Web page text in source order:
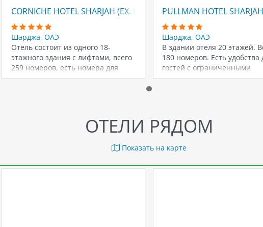
CORNICHE HOTEL SHARJAH (EX. HILTON SHARJAH)
Шарджа, ОАЭ
Отель состоит из одного 18-
этажного здания с лифтами, всего
259 номеров, есть номера для
гостей…
PULLMAN HOTEL SHARJAH
Шарджа, ОАЭ
В здании отеля 20 этажей.
180 номеров. Есть удобства
гостей с ограниченными
физическими…
ОТЕЛИ РЯДОМ
Показать на карте